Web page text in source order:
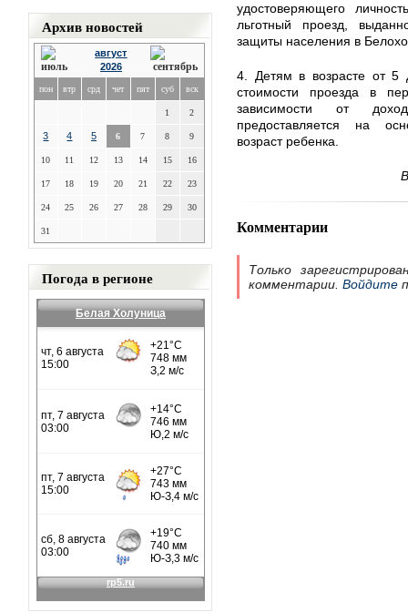
Архив новостей
август
2026
пон втр срд чет пят суб вск
1 2
3 4 5 6 7 8 9
10 11 12 13 14 15 16
17 18 19 20 21 22 23
24 25 26 27 28 29 30
31
Погода в регионе
Белая Холуница
удостоверяющего
льготный проезд,
защиты населения в
4. Детям в возрасте от
стоимости проезда в
зависимости от
предоставляется на
возраст ребенка.
Комментарии
Только
комментарии. Войдите